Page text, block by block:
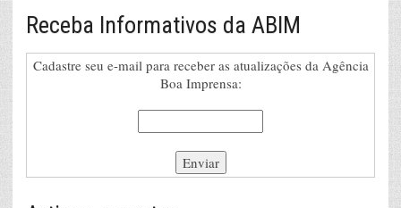
Receba Informativos da ABIM
Cadastre seu e-mail para receber as atualizações da Agência
Boa Imprensa: